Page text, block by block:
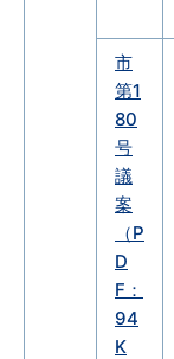
市
第1
80
号
議
案
（P
D
F：
94
K